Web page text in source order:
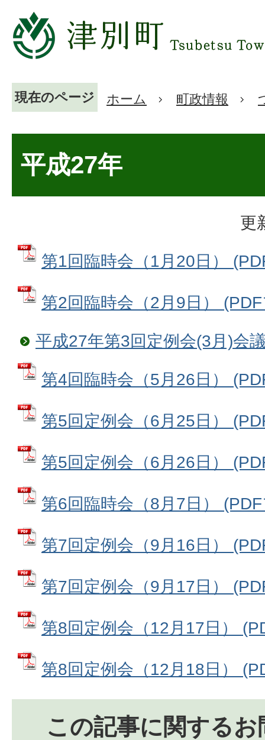
現在のページ ホーム 町政情報
平成27年
更
第1回臨時会（1月20日）
第2回臨時会（2月9日）
平成27年第3回定例会(3月)会
第4回臨時会（5月26日）
第5回定例会（6月25日）
第5回定例会（6月26日）
第6回臨時会（8月7日）
第7回定例会（9月16日）
第7回定例会（9月17日）
第8回定例会（12月17日）
第8回定例会（12月18日）
この記事に関する